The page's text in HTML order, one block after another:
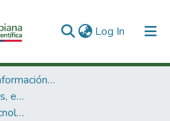
Log In (current)
3. Recursos de Información Científica y Tecnológica
3.2.1. Políticas, estudios, evaluaciones e indicadores de CTeI
Políticas de Ciencia, Tecnología e Innovación